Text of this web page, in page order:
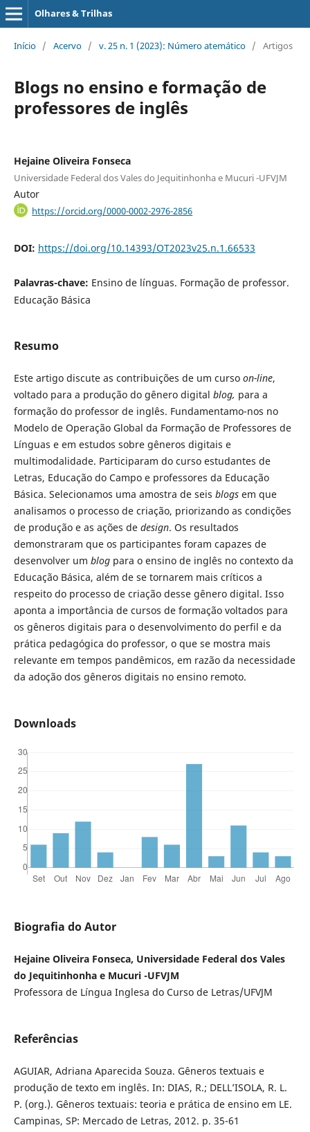
Olhares & Trilhas
Início / Acervo / v. 25 n. 1 (2023): Número atemático / Artigos
Blogs no ensino e formação de
professores de inglês
Hejaine Oliveira Fonseca
Universidade Federal dos Vales do Jequitinhonha e Mucuri -UFVJM
Autor
https://orcid.org/0000-0002-2976-2856
DOI: https://doi.org/10.14393/OT2023v25.n.1.66533
Palavras-chave: Ensino de línguas. Formação de professor.
Educação Básica
Resumo
Este artigo discute as contribuições de um curso on-line,
voltado para a produção do gênero digital blog, para a
formação do professor de inglês. Fundamentamo-nos no
Modelo de Operação Global da Formação de Professores de
Línguas e em estudos sobre gêneros digitais e
multimodalidade. Participaram do curso estudantes de
Letras, Educação do Campo e professores da Educação
Básica. Selecionamos uma amostra de seis blogsem que
analisamos o processo de criação, priorizando as condições
de produção e as ações de design. Os resultados
demonstraram que os participantes foram capazes de
desenvolver um blogpara o ensino de inglês no contexto da
Educação Básica, além de se tornarem mais críticos a
respeito do processo de criação desse gênero digital. Isso
aponta a importância de cursos de formação voltados para
os gêneros digitais para o desenvolvimento do perfil e da
prática pedagógica do professor, o que se mostra mais
relevante em tempos pandêmicos, em razão da necessidade
da adoção dos gêneros digitais no ensino remoto.
Downloads
Biografia do Autor
Hejaine Oliveira Fonseca, Universidade Federal dos Vales
do Jequitinhonha e Mucuri -UFVJM
Professora de Língua Inglesa do Curso de Letras/UFVJM
Referências
AGUIAR, Adriana Aparecida Souza. Gêneros textuais e
produção de texto em inglês. In: DIAS, R.; DELL’ISOLA, R. L.
P. (org.). Gêneros textuais: teoria e prática de ensino em LE.
Campinas, SP: Mercado de Letras, 2012. p. 35-61